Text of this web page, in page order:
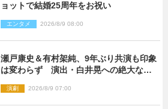
ョットで結婚25周年をお祝い
エンタメ 2026/8/9 08:00
瀬戸康史＆有村架純、9年ぶり共演も印象
は変わらず 演出・白井晃への絶大なる
演劇 2026/8/9 07:00